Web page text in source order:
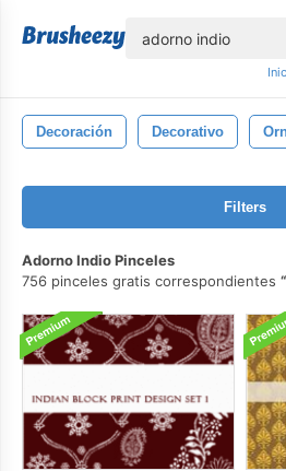
Decoración Decorativo
Filters
Adorno Indio Pinceles
756 pinceles gratis correspondientes